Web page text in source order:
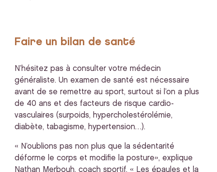
Faire un bilan de santé
N’hésitez pas à consulter votre médecin
généraliste. Un examen de santé est nécessaire
avant de se remettre au sport, surtout si l’on a plus
de 40 ans et des facteurs de risque cardio-
vasculaires (surpoids, hypercholestérolémie,
diabète, tabagisme, hypertension…).
« N’oublions pas non plus que la sédentarité
déforme le corps et modifie la posture», explique
Nathan Merbouh, coach sportif. « Les épaules et la